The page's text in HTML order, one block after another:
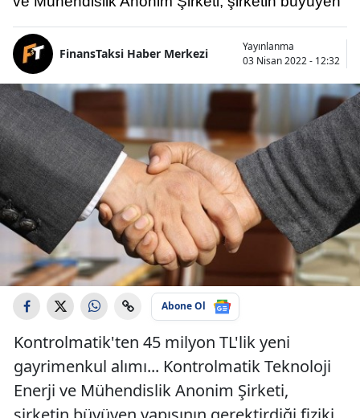
FinansTaksi Haber Merkezi
Yayınlanma
03 Nisan 2022 - 12:32
Abone Ol
Kontrolmatik'ten 45 milyon TL'lik yeni
gayrimenkul alımı... Kontrolmatik Teknoloji
Enerji ve Mühendislik Anonim Şirketi,